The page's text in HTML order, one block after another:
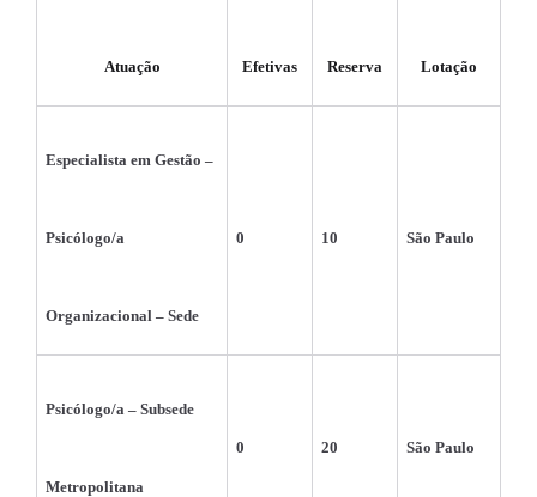
Atuação Efetivas Reserva Lotação
Especialista em Gestão –
Psicólogo/a
Organizacional – Sede
0 10 São Paulo
Psicólogo/a – Subsede
Metropolitana
0 20 São Paulo